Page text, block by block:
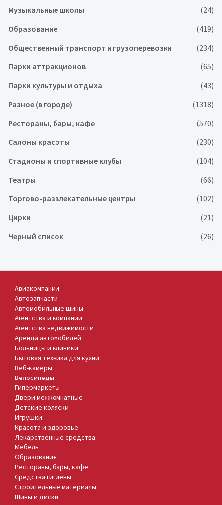
Музыкальные школы
(24)
Образование
(419)
Общественный транспорт и грузоперевозки
(234)
Парки аттракционов
(65)
Парки культуры и отдыха
(43)
Разное (в городе)
(1318)
Рестораны, бары, кафе
(570)
Салоны красоты
(230)
Стадионы и спортивные клубы
(104)
Театры
(66)
Торгово-развлекательные центры
(102)
Цирки
(21)
Черный список
(26)
Авиакомпании
Автозапчасти
Автомобильные шины
Агентства и компании
Агентства недвижимости
Аренда автомобилей
Больницы и клиники
Бытовая техника для кухни
Веб-камеры
Велосипеды
Гипермаркеты
Двери межкомнатные
Детские коляски
Игрушки
Красота и здоровье
Лекарственные средства
Мебель
Образование
Рестораны, бары, кафе
Средства гигиены
Строительные материалы
Шины и диски